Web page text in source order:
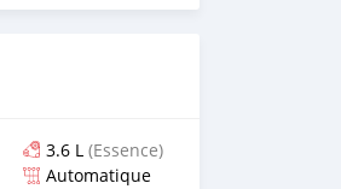
3.6 L (Essence)
Automatique